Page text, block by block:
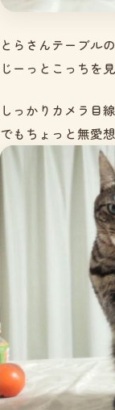
とらさんテーブル
じーっとこっちを
しっかりカメラ目線
でもちょっと無愛